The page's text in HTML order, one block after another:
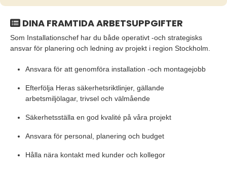
DINA FRAMTIDA ARBETSUPPGIFTER
Som Installationschef har du både operativt -och strategisks
ansvar för planering och ledning av projekt i region Stockholm.
Ansvara för att genomföra installation -och montagejobb
Efterfölja Heras säkerhetsriktlinjer, gällande
arbetsmiljölagar, trivsel och välmående
Säkerhetsställa en god kvalité på våra projekt
Ansvara för personal, planering och budget
Hålla nära kontakt med kunder och kollegor